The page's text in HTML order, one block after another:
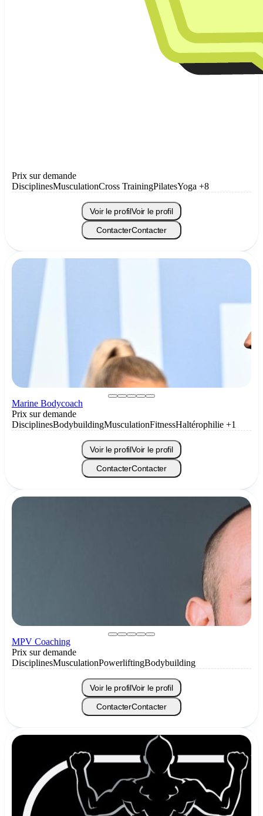
Prix sur demande
DisciplinesMusculationCross TrainingPilatesYoga +8
Voir le profilVoir le profil
ContacterContacter
Marine Bodycoach
Prix sur demande
DisciplinesBodybuildingMusculationFitnessHaltérophilie +1
Voir le profilVoir le profil
ContacterContacter
MPV Coaching
Prix sur demande
DisciplinesMusculationPowerliftingBodybuilding
Voir le profilVoir le profil
ContacterContacter